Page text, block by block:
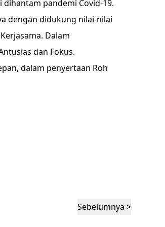
pandemi Covid-19.
dengan didukung nilai-nilai
Dalam
dan Fokus.
dalam penyertaan Roh
Sebelumnya >